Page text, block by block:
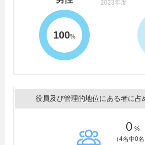
2023年度
100%
役員及び管理的地位にある者に占
0 %
（4名中0名